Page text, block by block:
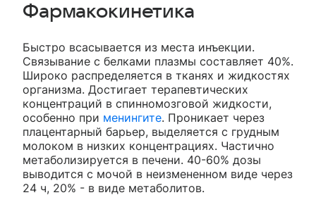
Фармакокинетика
Быстро всасывается из места инъекции.
Связывание с белками плазмы составляет 40%.
Широко распределяется в тканях и жидкостях
организма. Достигает терапевтических
концентраций в спинномозговой жидкости,
особенно при менингите. Проникает через
плацентарный барьер, выделяется с грудным
молоком в низких концентрациях. Частично
метаболизируется в печени. 40-60% дозы
выводится с мочой в неизмененном виде через
24 ч, 20% - в виде метаболитов.